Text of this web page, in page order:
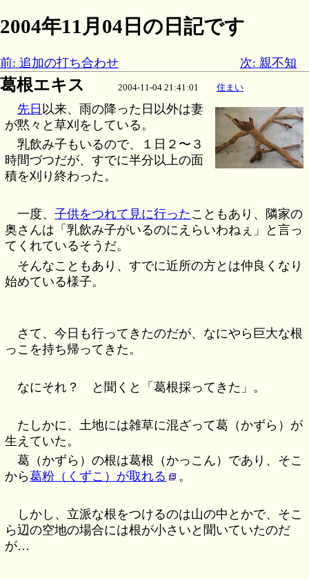
2004年11月04日の日記です
前: 追加の打ち合わせ 次: 親不知
葛根エキス 2004-11-04 21:41:01 住まい
先日 以来、雨の降った日以外は妻
が黙々と草刈をしている。
乳飲み子もいるので、１日２〜３
時間づつだが、すでに半分以上の面
積を刈り終わった。
一度、子供をつれて見に行った こともあり、隣家の
奥さんは「乳飲み子がいるのにえらいわねぇ」と言っ
てくれているそうだ。
そんなこともあり、すでに近所の方とは仲良くなり
始めている様子。
さて、今日も行ってきたのだが、なにやら巨大な根
っこを持ち帰ってきた。
なにそれ？ と聞くと「葛根採ってきた」。
たしかに、土地には雑草に混ざって葛（かずら）が
生えていた。
葛（かずら）の根は葛根（かっこん）であり、そこ
から葛粉（くずこ）が取れる 。
しかし、立派な根をつけるのは山の中とかで、そこ
ら辺の空地の場合には根が小さいと聞いていたのだ
が…